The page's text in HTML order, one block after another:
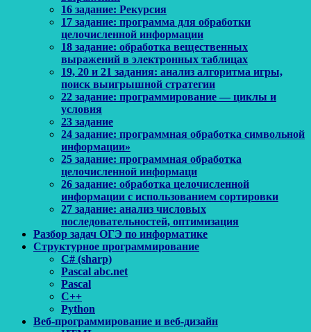
16 задание: Рекурсия
17 задание: программа для обработки
целочисленной информации
18 задание: обработка вещественных
выражений в электронных таблицах
19, 20 и 21 задания: анализ алгоритма игры,
поиск выигрышной стратегии
22 задание: программирование — циклы и
условия
23 задание
24 задание: программная обработка символьной
информации»
25 задание: программная обработка
целочисленной информаци
26 задание: обработка целочисленной
информации с использованием сортировки
27 задание: анализ числовых
последовательностей, оптимизация
Разбор задач ОГЭ по информатике
Структурное программирование
C# (sharp)
Pascal abc.net
Pascal
С++
Python
Веб-программирование и веб-дизайн